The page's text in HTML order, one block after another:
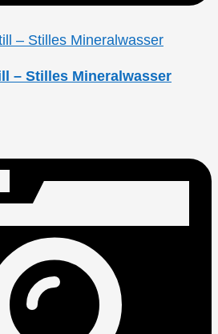
– Stilles Mineralwasser